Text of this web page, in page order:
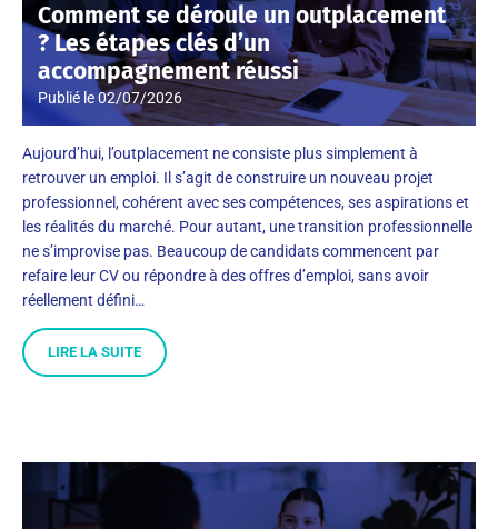
Comment se déroule un outplacement
? Les étapes clés d’un
accompagnement réussi
Publié le02/07/2026
Aujourd’hui, l’outplacement ne consiste plus simplement à
retrouver un emploi. Il s’agit de construire un nouveau projet
professionnel, cohérent avec ses compétences, ses aspirations et
les réalités du marché. Pour autant, une transition professionnelle
ne s’improvise pas. Beaucoup de candidats commencent par
refaire leur CV ou répondre à des offres d’emploi, sans avoir
réellement défini…
LIRE LA SUITE